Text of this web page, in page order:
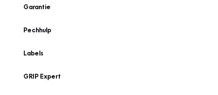
Garantie
Pechhulp
Labels
GRIP Expert